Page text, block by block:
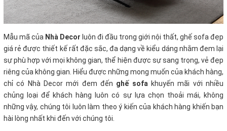
Mẫu mã của Nhà Decor luôn đi đầu trong giới nội thất, ghế sofa đẹp
giá rẻ được thiết kế rất đặc sắc, đa dạng về kiểu dáng nhằm đem lại
sự phù hợp với mọi không gian, thể hiện được sự sang trọng, vẻ đẹp
riêng của không gian. Hiểu được những mong muốn của khách hàng,
chỉ có Nhà Decor mới đem đến ghế sofa khuyến mãi với nhiều
chủng loại để khách hàng luôn có sự lựa chọn thoải mái, không
những vậy, chúng tôi luôn làm theo ý kiến của khách hàng khiến bạn
hài lòng nhất khi đến với chúng tôi.